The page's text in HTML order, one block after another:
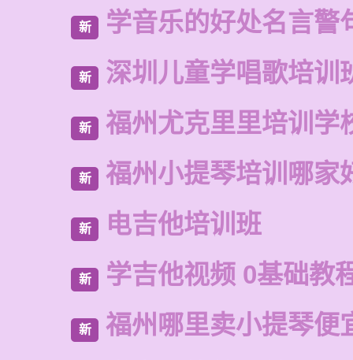
新 学音乐的好处名言警
新 深圳儿童学唱歌培训
新 福州尤克里里培训学
新 福州小提琴培训哪家
新 电吉他培训班
新 学吉他视频 0基础教
新 福州哪里卖小提琴便